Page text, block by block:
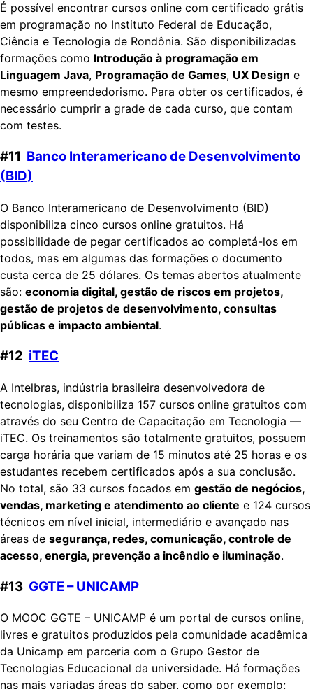
É possível encontrar cursos online com certificado grátis
em programação no Instituto Federal de Educação,
Ciência e Tecnologia de Rondônia. São disponibilizadas
formações como Introdução à programação em
Linguagem Java, Programação de Games, UX Design e
mesmo empreendedorismo. Para obter os certificados, é
necessário cumprir a grade de cada curso, que contam
com testes.
#11 Banco Interamericano de Desenvolvimento
(BID)
O Banco Interamericano de Desenvolvimento (BID)
disponibiliza cinco cursos online gratuitos. Há
possibilidade de pegar certificados ao completá-los em
todos, mas em algumas das formações o documento
custa cerca de 25 dólares. Os temas abertos atualmente
são: economia digital, gestão de riscos em projetos,
gestão de projetos de desenvolvimento, consultas
públicas e impacto ambiental.
#12 iTEC
A Intelbras, indústria brasileira desenvolvedora de
tecnologias, disponibiliza 157 cursos online gratuitos com
através do seu Centro de Capacitação em Tecnologia —
iTEC. Os treinamentos são totalmente gratuitos, possuem
carga horária que variam de 15 minutos até 25 horas e os
estudantes recebem certificados após a sua conclusão.
No total, são 33 cursos focados em gestão de negócios,
vendas, marketing e atendimento ao cliente e 124 cursos
técnicos em nível inicial, intermediário e avançado nas
áreas de segurança, redes, comunicação, controle de
acesso, energia, prevenção a incêndio e iluminação.
#13 GGTE – UNICAMP
O MOOC GGTE – UNICAMP é um portal de cursos online,
livres e gratuitos produzidos pela comunidade acadêmica
da Unicamp em parceria com o Grupo Gestor de
Tecnologias Educacional da universidade. Há formações
nas mais variadas áreas do saber, como por exemplo: